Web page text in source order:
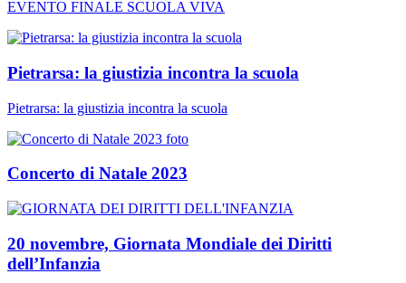
EVENTO FINALE SCUOLA VIVA
Pietrarsa: la giustizia incontra la scuola
Pietrarsa: la giustizia incontra la scuola
Concerto di Natale 2023
20 novembre, Giornata Mondiale dei Diritti
dell’Infanzia